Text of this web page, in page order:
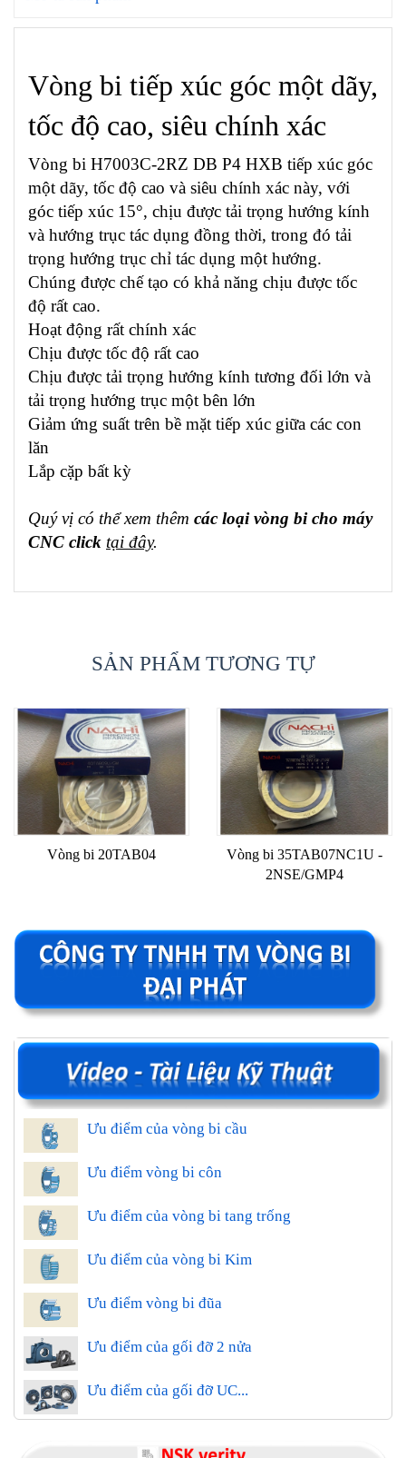
Vòng bi tiếp xúc góc một dãy,
tốc độ cao, siêu chính xác
Vòng bi H7003C-2RZ DB P4 HXB tiếp xúc góc
một dãy, tốc độ cao và siêu chính xác này, với
góc tiếp xúc 15°, chịu được tải trọng hướng kính
và hướng trục tác dụng đồng thời, trong đó tải
trọng hướng trục chỉ tác dụng một hướng.
Chúng được chế tạo có khả năng chịu được tốc
độ rất cao.
Hoạt động rất chính xác
Chịu được tốc độ rất cao
Chịu được tải trọng hướng kính tương đối lớn và
tải trọng hướng trục một bên lớn
Giảm ứng suất trên bề mặt tiếp xúc giữa các con
lăn
Lắp cặp bất kỳ
Quý vị có thể xem thêm các loại vòng bi cho máy
CNC click tại đây.
SẢN PHẨM TƯƠNG TỰ
Vòng bi 20TAB04
Vòng bi 35TAB07NC1U -
2NSE/GMP4
Ưu điểm của vòng bi cầu
Ưu điểm vòng bi côn
Ưu điểm của vòng bi tang trống
Ưu điểm của vòng bi Kim
Ưu điểm vòng bi đũa
Ưu điểm của gối đỡ 2 nửa
Ưu điểm của gối đỡ UC...